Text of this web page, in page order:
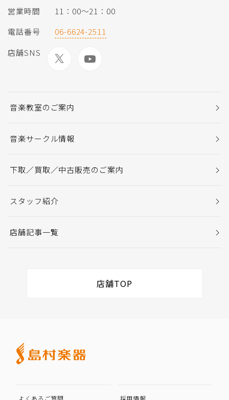
営業時間
11：00～21：00
電話番号
06-6624-2511
店舗SNS
音楽教室のご案内
音楽サークル情報
下取／買取／中古販売のご案内
スタッフ紹介
店舗記事一覧
店舗TOP
よくあるご質問 採用情報